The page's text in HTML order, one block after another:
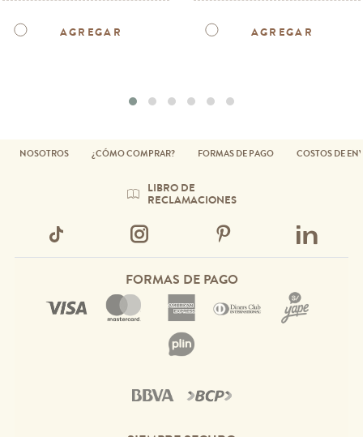
AGREGAR AGREGAR
NOSOTROS ¿CÓMO COMPRAR? FORMAS DE PAGO COSTOS DE
LIBRO DE
RECLAMACIONES
FORMAS DE PAGO